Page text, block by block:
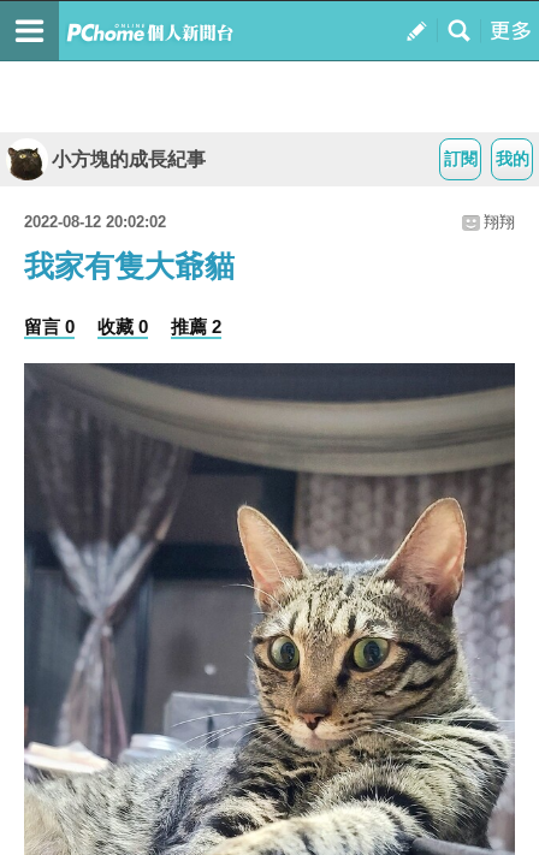
我的
訂閱
小方塊的成長紀事
2022-08-12 20:02:02 翔翔
我家有隻大爺貓
留言 0 收藏 0 推薦 2